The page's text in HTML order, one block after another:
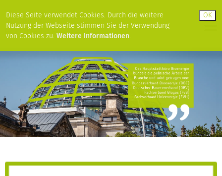
Diese Seite verwendet Cookies. Durch die weitere
Nutzung der Webseite stimmen Sie der Verwendung
von Cookies zu. Weitere Informationen.